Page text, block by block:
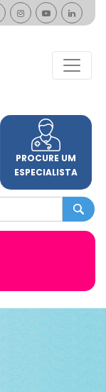
PROCURE UM
ESPECIALISTA